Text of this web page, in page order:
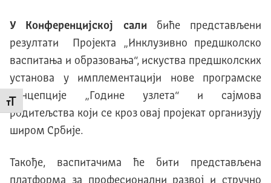
Промени величину слова
У Конференцијској сали биће представљени
резултати Пројекта „Инклузивно предшколско
васпитања и образовања“, искуства предшколских
установа у имплементацији нове програмске
концепције „Године узлета“ и сајмова
родитељства који се кроз овај пројекат организују
широм Србије.
Такође, васпитачима ће бити представљена
платформа за професионални развој и стручно